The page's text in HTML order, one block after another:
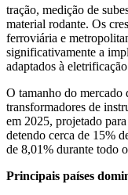
tração, medição de
material rodante. Os
ferroviária e
significativamente a
adaptados à
O tamanho do mercado
transformadores de
em 2025, projetado
detendo cerca de 15%
de 8,01% durante todo
Principais países